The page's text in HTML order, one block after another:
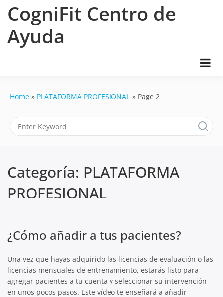
CogniFit Centro de
Ayuda
Home PLATAFORMA PROFESIONAL Page 2
Categoría: PLATAFORMA
PROFESIONAL
¿Cómo añadir a tus pacientes?
Una vez que hayas adquirido las licencias de evaluación o las
licencias mensuales de entrenamiento, estarás listo para
agregar pacientes a tu cuenta y seleccionar su intervención
en unos pocos pasos. Este vídeo te enseñará a añadir